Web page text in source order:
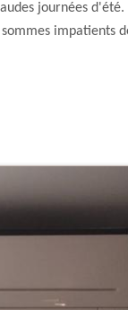
journées
impatients